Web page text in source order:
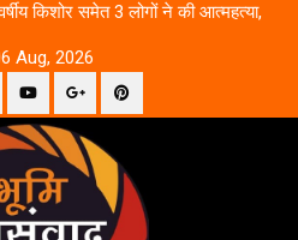
किशोर समेत 3 लोगों ने की आत्महत्या,
Aug, 2026
YouTubePlus
Google